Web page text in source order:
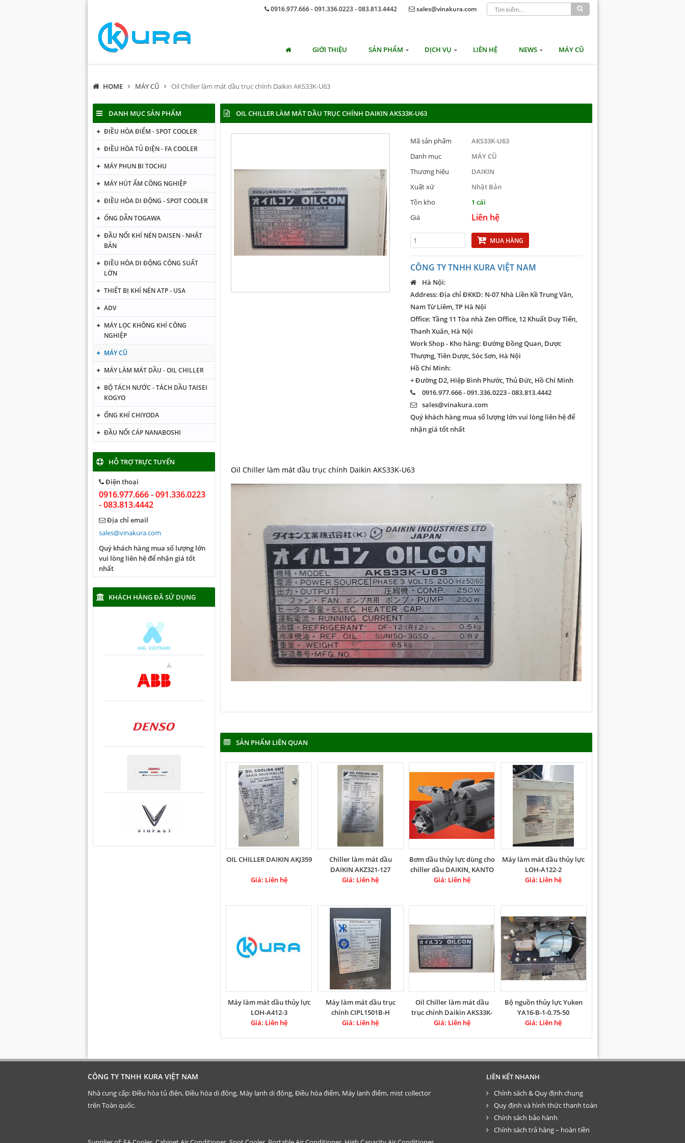
0916.977.666 - 091.336.0223 - 083.813.4442 sales@vinakura.com
GIỚI THIỆU SẢN PHẨM DỊCH VỤ LIÊN HỆ NEWS MÁY CŨ
HOME MÁY CŨ Oil Chiller làm mát dầu trục chính Daikin AKS33K-U63
OIL CHILLER LÀM MÁT DẦU TRỤC CHÍNH DAIKIN AKS33K-U63
Mã sản phẩm
AKS33K-U63
Danh mục
MÁY CŨ
Thương hiệu
DAIKIN
Xuất xứ
Nhật Bản
Tồn kho
1 cái
Giá
Liên hệ
MUA HÀNG
CÔNG TY TNHH KURA VIỆT NAM
Hà Nội:
Address: Địa chỉ ĐKKD: N-07 Nhà Liền Kề Trung Văn,
Nam Từ Liêm, TP Hà Nội
Office: Tầng 11 Tòa nhà Zen Office, 12 Khuất Duy Tiến,
Thanh Xuân, Hà Nội
Work Shop - Kho hàng: Đường Đồng Quan, Dược
Thượng, Tiên Dược, Sóc Sơn, Hà Nội
Hồ Chí Minh:
+ Đường D2, Hiệp Bình Phước, Thủ Đức, Hồ Chí Minh
0916.977.666 - 091.336.0223 - 083.813.4442
sales@vinakura.com
Quý khách hàng mua số lượng lớn vui lòng liên hệ để
nhận giá tốt nhất
Oil Chiller làm mát dầu trục chính Daikin AKS33K-U63
SẢN PHẨM LIÊN QUAN
OIL CHILLER DAIKIN AKJ359
Giá: Liên hệ
Chiller làm mát dầu
DAIKIN AKZ321-127
Giá: Liên hệ
Bơm dầu thủy lực dùng cho
chiller dầu DAIKIN, KANTO
SEIKI
Giá: Liên hệ
Máy làm mát dầu thủy lực
LOH-A122-2
Giá: Liên hệ
Máy làm mát dầu thủy lực
LOH-A412-3
Giá: Liên hệ
Máy làm mát dầu trục
chính CIPL1501B-H
Giá: Liên hệ
Oil Chiller làm mát dầu
trục chính Daikin AKS33K-
U63
Giá: Liên hệ
Bộ nguồn thủy lực Yuken
YA16-B-1-0.75-50
Giá: Liên hệ
DANH MỤC SẢN PHẨM
ĐIỀU HÒA ĐIỂM - SPOT COOLER
ĐIỀU HÒA TỦ ĐIỆN - FA COOLER
MÁY PHUN BI TOCHU
MÁY HÚT ẨM CÔNG NGHIỆP
ĐIỀU HÒA DI ĐỘNG - SPOT COOLER
ỐNG DẪN TOGAWA
ĐẦU NỐI KHÍ NÉN DAISEN - NHẬT
BẢN
ĐIỀU HÒA DI ĐỘNG CÔNG SUẤT
LỚN
THIẾT BỊ KHÍ NÉN ATP - USA
ADV
MÁY LỌC KHÔNG KHÍ CÔNG
NGHIỆP
MÁY CŨ
MÁY LÀM MÁT DẦU - OIL CHILLER
BỘ TÁCH NƯỚC - TÁCH DẦU TAISEI
KOGYO
ỐNG KHÍ CHIYODA
ĐẦU NỐI CÁP NANABOSHI
HỖ TRỢ TRỰC TUYẾN
Điện thoại
0916.977.666 - 091.336.0223
- 083.813.4442
Địa chỉ email
sales@vinakura.com
Quý khách hàng mua số lượng lớn
vui lòng liên hệ để nhận giá tốt
nhất
KHÁCH HÀNG ĐÃ SỬ DỤNG
CÔNG TY TNHH KURA VIỆT NAM
Nhà cung cấp: Điều hòa tủ điện, Điều hòa di động, Máy lạnh di động, Điều hòa điểm, Máy lạnh điểm, mist collector
trên Toàn quốc.
LIÊN KẾT NHANH
Chính sách & Quy định chung
Quy định và hình thức thanh toán
Chính sách bảo hành
Chính sách trả hàng – hoàn tiền